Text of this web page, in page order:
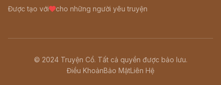
Được tạo với cho những người yêu truyện
© 2024 Truyện Cổ. Tất cả quyền được bảo lưu.
Điều KhoảnBảo MậtLiên Hệ